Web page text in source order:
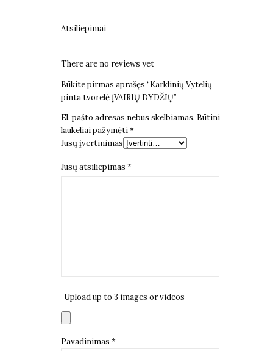
Atsiliepimai
There are no reviews yet
Būkite pirmas aprašęs “Karklinių Vytelių
pinta tvorelė ĮVAIRIŲ DYDŽIŲ”
El. pašto adresas nebus skelbiamas. Būtini
laukeliai pažymėti*
Jūsų įvertinimas
Jūsų atsiliepimas *
Upload up to 3 images or videos
Pavadinimas *